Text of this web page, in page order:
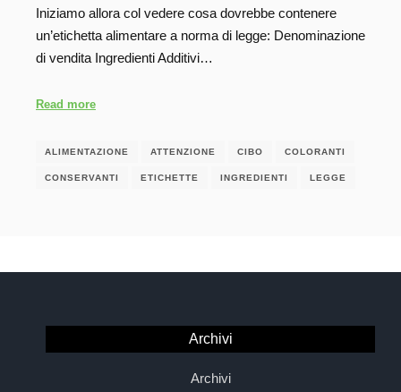
Iniziamo allora col vedere cosa dovrebbe contenere
un’etichetta alimentare a norma di legge: Denominazione
di vendita Ingredienti Additivi…
Read more
ALIMENTAZIONE ATTENZIONE CIBO COLORANTI
CONSERVANTI ETICHETTE INGREDIENTI LEGGE
Archivi
Archivi